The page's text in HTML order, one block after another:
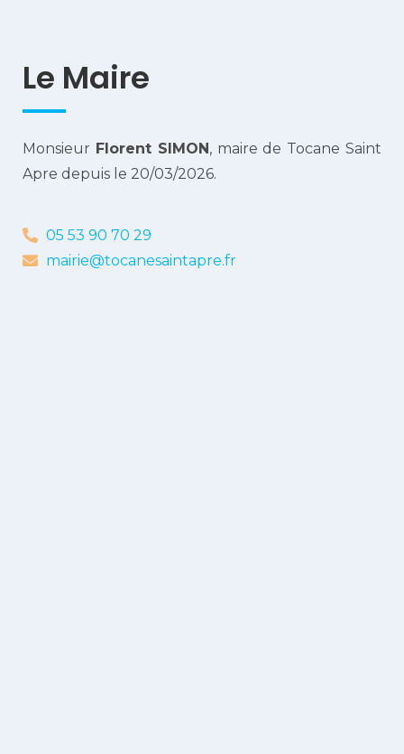
Le Maire
Monsieur Florent SIMON, maire de Tocane Saint
Apre depuis le 20/03/2026.
05 53 90 70 29
mairie@tocanesaintapre.fr